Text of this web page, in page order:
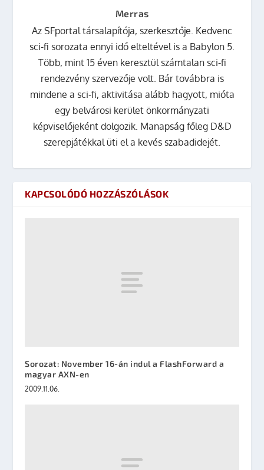
Merras
Az SFportal társalapítója, szerkesztője. Kedvenc
sci-fi sorozata ennyi idő elteltével is a Babylon 5.
Több, mint 15 éven keresztül számtalan sci-fi
rendezvény szervezője volt. Bár továbbra is
mindene a sci-fi, aktivitása alább hagyott, mióta
egy belvárosi kerület önkormányzati
képviselőjeként dolgozik. Manapság főleg D&D
szerepjátékkal üti el a kevés szabadidejét.
KAPCSOLÓDÓ HOZZÁSZÓLÁSOK
Sorozat: November 16-án indul a FlashForward a
magyar AXN-en
2009.11.06.